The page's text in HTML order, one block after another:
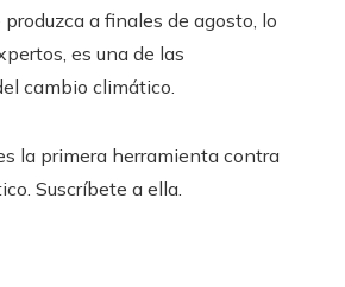
a finales de agosto, lo
es una de las
cambio climático.
la primera herramienta contra
Suscríbete a ella.